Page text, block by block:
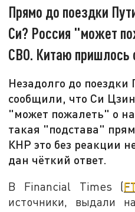
Прямо до поездки
Си? Россия "может
СВО. Китаю пришлось
Незадолго до
сообщили, что Си
"может пожалеть" о
такая "подстава"
КНР это без реакции
дан чёткий ответ.
В Financial Times (
источники, выдали